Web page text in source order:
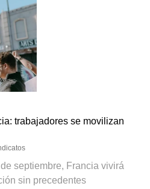
trabajadores se movilizan
septiembre, Francia vivirá
sin precedentes